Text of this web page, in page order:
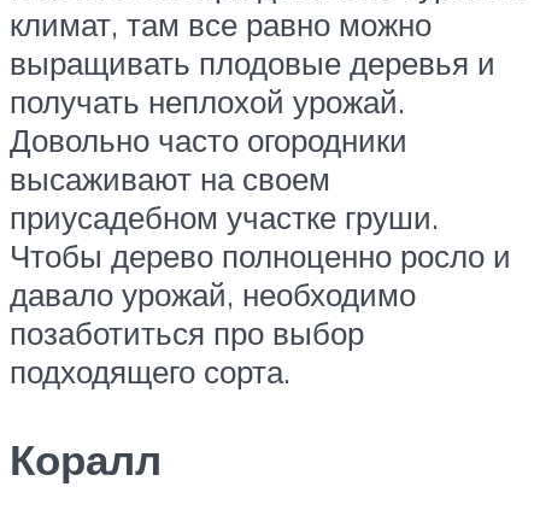
климат, там все равно можно
выращивать плодовые деревья и
получать неплохой урожай.
Довольно часто огородники
высаживают на своем
приусадебном участке груши.
Чтобы дерево полноценно росло и
давало урожай, необходимо
позаботиться про выбор
подходящего сорта.
Коралл